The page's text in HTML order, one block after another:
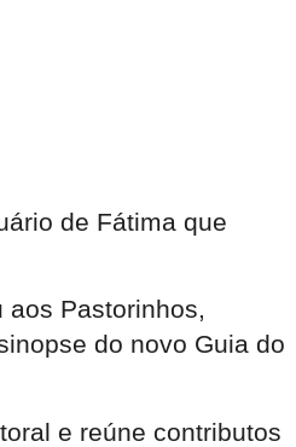
de Fátima que
aos Pastorinhos,
do novo Guia do
e reúne contributos